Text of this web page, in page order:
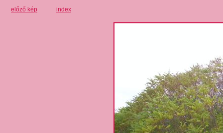
előző kép index